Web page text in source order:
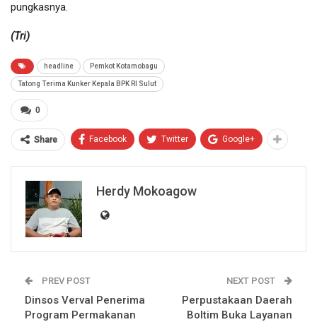
pungkasnya.
(Tri)
headline Pemkot Kotamobagu
Tatong Terima Kunker Kepala BPK RI Sulut
0
Share Facebook Twitter Google+
Herdy Mokoagow
PREV POST
Dinsos Verval Penerima
Program Permakanan
NEXT POST
Perpustakaan Daerah
Boltim Buka Layanan